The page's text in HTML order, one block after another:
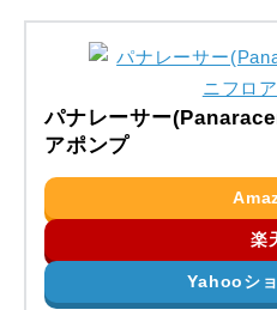
パナレーサー
アポンプ
楽
Yahooシ